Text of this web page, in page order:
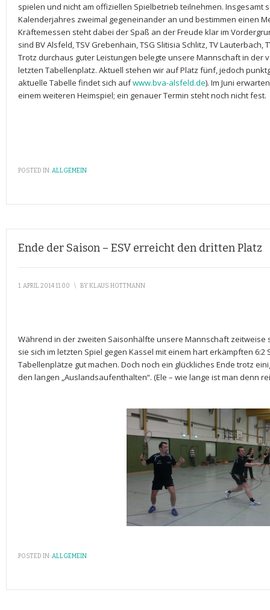
spielen und nicht am offiziellen Spielbetrieb teilnehmen. Insgesamt
Kalenderjahres zweimal gegeneinander an und bestimmen einen
Kräftemessen steht dabei der Spaß an der Freude klar im
sind BV Alsfeld, TSV Grebenhain, TSG Slitisia Schlitz, TV Lauterbach,
Trotz durchaus guter Leistungen belegte unsere Mannschaft in der
letzten Tabellenplatz. Aktuell stehen wir auf Platz fünf, jedoch
aktuelle Tabelle findet sich aufwww.bva-alsfeld.de). Im Juni
einem weiteren Heimspiel; ein genauer Termin steht noch nicht fest.
POSTED IN:ALLGEMEIN
Ende der Saison – ESV erreicht den dritten Platz
1. APRIL 2014 11:00 \ BYKLAUS HOTTMANN
Während in der zweiten Saisonhälfte unsere Mannschaft
sie sich im letzten Spiel gegen Kassel mit einem hart erkämpften
Tabellenplätze gut machen. Doch noch ein glückliches Ende trotz
den langen „Auslandsaufenthalten“. (Ele – wie lange ist man denn
POSTED IN:ALLGEMEIN